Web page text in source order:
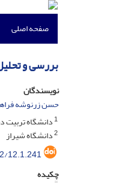
صفحه اصلی
بررسی و
نویسندگان
حسن زرنوشه
1دانشگاه تربیت
2دانشگاه شیراز
12.1.241
چکیده